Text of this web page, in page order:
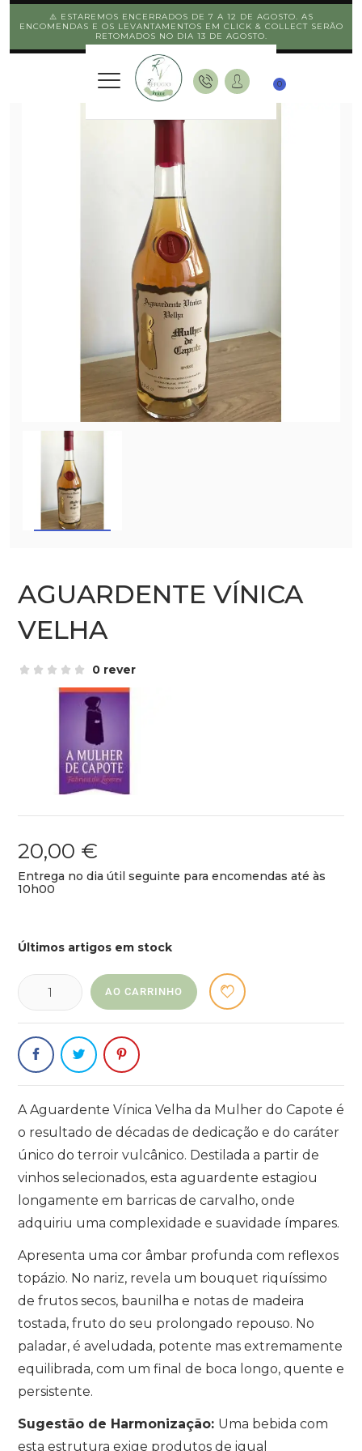
⚠️ ESTAREMOS ENCERRADOS DE 7 A 12 DE AGOSTO. AS
ENCOMENDAS E OS LEVANTAMENTOS EM CLICK & COLLECT SERÃO
RETOMADOS NO DIA 13 DE AGOSTO.
0
AGUARDENTE VÍNICA
VELHA
0 rever
20,00 €
Entrega no dia útil seguinte para encomendas até às
10h00
Últimos artigos em stock
AO CARRINHO
A Aguardente Vínica Velha da Mulher do Capote é
o resultado de décadas de dedicação e do caráter
único do terroir vulcânico. Destilada a partir de
vinhos selecionados, esta aguardente estagiou
longamente em barricas de carvalho, onde
adquiriu uma complexidade e suavidade ímpares.
Apresenta uma cor âmbar profunda com reflexos
topázio. No nariz, revela um bouquet riquíssimo
de frutos secos, baunilha e notas de madeira
tostada, fruto do seu prolongado repouso. No
paladar, é aveludada, potente mas extremamente
equilibrada, com um final de boca longo, quente e
persistente.
Sugestão de Harmonização: Uma bebida com
esta estrutura exige produtos de igual